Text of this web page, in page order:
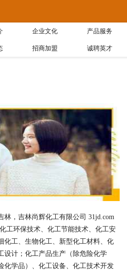
企业文化 产品服务
招商加盟 诚聘英才
林，吉林尚辉化工有限公司 31jd.com
工环保技术、化工节能技术、化工安
化工、生物化工、新型化工材料、化
设计；化工产品生产（除危险化学
化学品）、化工设备、化工技术开发